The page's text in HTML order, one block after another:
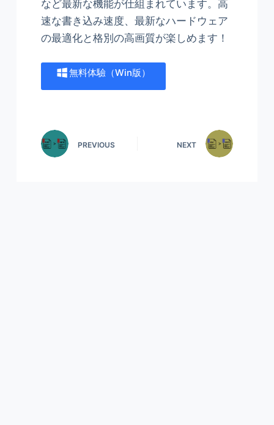
など最新な機能が仕組まれています。高
速な書き込み速度、最新なハードウェア
の最適化と格別の高画質が楽しめます！
無料体驗（Win版）
PREVIOUS NEXT